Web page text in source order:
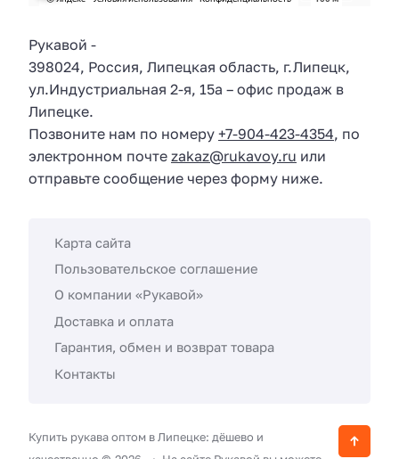
Рукавой -
398024, Россия, Липецкая область, г.Липецк,
ул.Индустриальная 2-я, 15а – офис продаж в
Липецке.
Позвоните нам по номеру +7-904-423-4354, по
электронном почте zakaz@rukavoy.ru или
отправьте сообщение через форму ниже.
Карта сайта
Пользовательское соглашение
О компании «Рукавой»
Доставка и оплата
Гарантия, обмен и возврат товара
Контакты
Купить рукава оптом в Липецке: дёшево и